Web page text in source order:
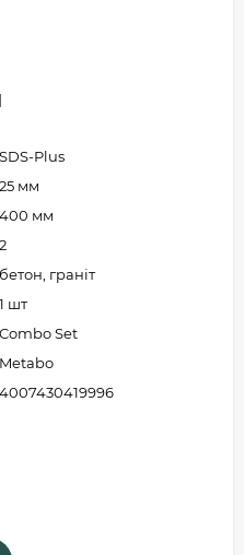
SDS-Plus
25 мм
400 мм
2
бетон, граніт
1 шт
Combo Set
Metabo
4007430419996